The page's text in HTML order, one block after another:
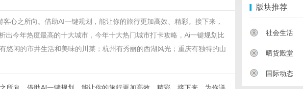
心之所向。借助AI一键规划，能让你的旅行更加高效、精彩。接下来，
出今年热度最高的十大城市，今年十大热门城市打卡攻略，Ai一键规划比
悠闲的市井生活和美味的川菜；杭州有秀丽的西湖风光；重庆有独特的山
版块推荐
社会生活
晒货殿堂
国际动态